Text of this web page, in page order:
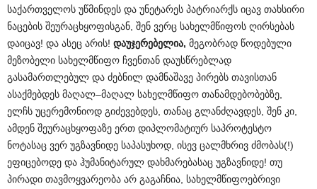
საქართველოს უწმინდეს და უნეტარეს პატრიარქს იცავ თახსირი
ნაცების შეურაცხყოფისგან, შენ ვერც სახელმწიფოს ღირსებას
დაიცავ! და ასეც არის! დაუჯერებელია, მეგობრად წოდებული
მეზობელი სახელმწიფო ჩვენთან დაუსწრებლად
გასამართლებულ და ძებნილ დამნაშავე პირებს თავისთან
ასაქმებდეს მაღალ–მაღალ სახელმწიფო თანამდებობებზე,
ელჩს უცერემონიოდ გიძევებდეს, თანაც გლანძღავდეს, შენ კი,
ამდენ შეურაცხყოფაზე ერთ დიპლომატიურ საპროტესტო
ნოტასაც ვერ უგზავნიდე საპასუხოდ, ისევ ცალმხრივ ძმობას(!)
ეფიცებოდე და ჰუმანიტარულ დახმარებასაც უგზავნიდე! თუ
პირადი თავმოყვარეობა არ გაგაჩნია, სახელმწიფოებრივი